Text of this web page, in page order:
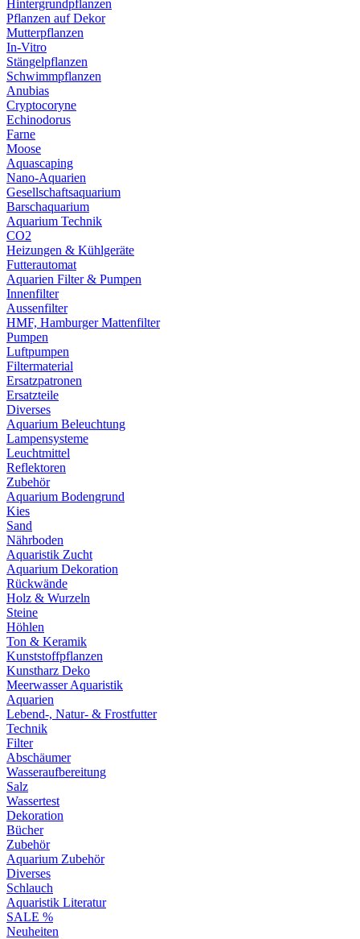
Hintergrundpflanzen
Pflanzen auf Dekor
Mutterpflanzen
In-Vitro
Stängelpflanzen
Schwimmpflanzen
Anubias
Cryptocoryne
Echinodorus
Farne
Moose
Aquascaping
Nano-Aquarien
Gesellschaftsaquarium
Barschaquarium
Aquarium Technik
CO2
Heizungen & Kühlgeräte
Futterautomat
Aquarien Filter & Pumpen
Innenfilter
Aussenfilter
HMF, Hamburger Mattenfilter
Pumpen
Luftpumpen
Filtermaterial
Ersatzpatronen
Ersatzteile
Diverses
Aquarium Beleuchtung
Lampensysteme
Leuchtmittel
Reflektoren
Zubehör
Aquarium Bodengrund
Kies
Sand
Nährboden
Aquaristik Zucht
Aquarium Dekoration
Rückwände
Holz & Wurzeln
Steine
Höhlen
Ton & Keramik
Kunststoffpflanzen
Kunstharz Deko
Meerwasser Aquaristik
Aquarien
Lebend-, Natur- & Frostfutter
Technik
Filter
Abschäumer
Wasseraufbereitung
Salz
Wassertest
Dekoration
Bücher
Zubehör
Aquarium Zubehör
Diverses
Schlauch
Aquaristik Literatur
SALE %
Neuheiten